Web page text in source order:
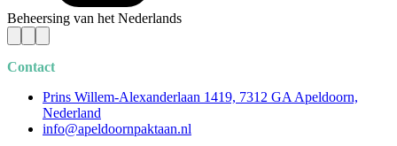
Beheersing van het Nederlands
Contact
Prins Willem-Alexanderlaan 1419, 7312 GA Apeldoorn,
Nederland
info@apeldoornpaktaan.nl